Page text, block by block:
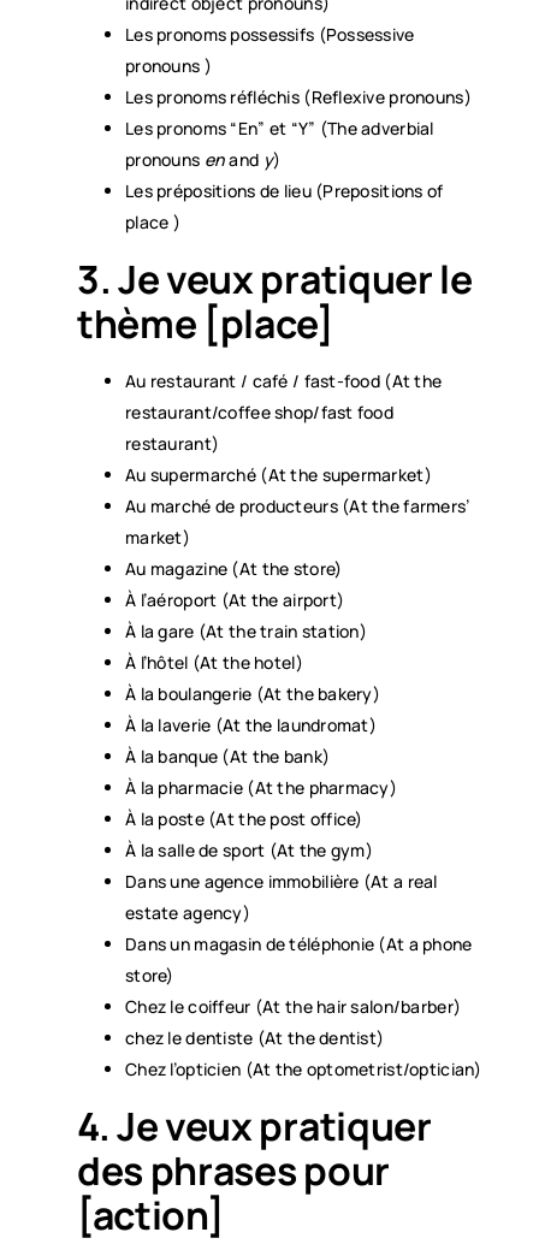
Les pronoms possessifs (Possessive
pronouns )
Les pronoms réfléchis (Reflexive pronouns)
Les pronoms “En” et “Y” (The adverbial
pronouns enand y)
Les prépositions de lieu (Prepositions of
place )
3. Je veux pratiquer le
thème [place]
Au restaurant / café / fast-food (At the
restaurant/coffee shop/fast food
restaurant)
Au supermarché (At the supermarket)
Au marché de producteurs (At the farmers’
market)
Au magazine (At the store)
À l’aéroport (At the airport)
À la gare (At the train station)
À l’hôtel (At the hotel)
À la boulangerie (At the bakery)
À la laverie (At the laundromat)
À la banque (At the bank)
À la pharmacie (At the pharmacy)
À la poste (At the post office)
À la salle de sport (At the gym)
Dans une agence immobilière (At a real
estate agency)
Dans un magasin de téléphonie (At a phone
store)
Chez le coiffeur (At the hair salon/barber)
chez le dentiste (At the dentist)
Chez l’opticien (At the optometrist/optician)
4. Je veux pratiquer
des phrases pour
[action]